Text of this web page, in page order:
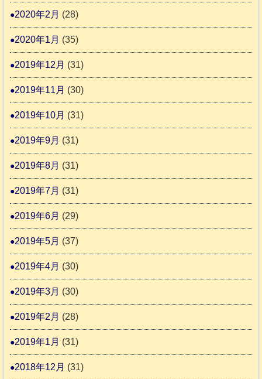
2020年2月 (28)
2020年1月 (35)
2019年12月 (31)
2019年11月 (30)
2019年10月 (31)
2019年9月 (31)
2019年8月 (31)
2019年7月 (31)
2019年6月 (29)
2019年5月 (37)
2019年4月 (30)
2019年3月 (30)
2019年2月 (28)
2019年1月 (31)
2018年12月 (31)